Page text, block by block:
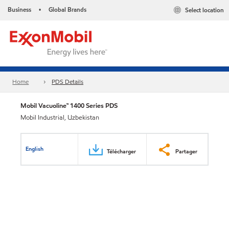
Business • Global Brands Select location
Home PDS Details
Mobil Vacuoline™ 1400 Series PDS
Mobil Industrial, Uzbekistan
English Télécharger Partager